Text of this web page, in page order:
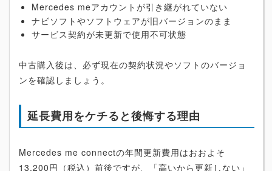
Mercedes meアカウントが引き継がれていない
ナビソフトやソフトウェアが旧バージョンのまま
サービス契約が未更新で使用不可状態
中古購入後は、必ず現在の契約状況やソフトのバージョ
ンを確認しましょう。
延長費用をケチると後悔する理由
Mercedes me connectの年間更新費用はおおよそ
13,200円（税込）前後ですが、「高いから更新しない」